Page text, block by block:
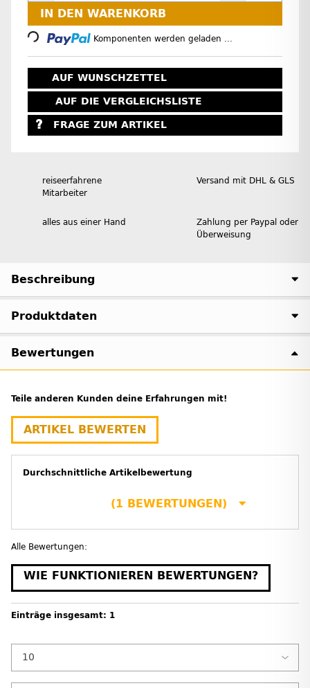
IN DEN WARENKORB
Loading... Komponenten werden geladen ...
AUF WUNSCHZETTEL
AUF DIE VERGLEICHSLISTE
FRAGE ZUM ARTIKEL
reiseerfahrene
Mitarbeiter
Versand mit DHL & GLS
alles aus einer Hand
Zahlung per Paypal oder
Überweisung
Beschreibung
Produktdaten
Bewertungen
Durchschnittliche Artikelbewertung
(1 BEWERTUNGEN)
Teile anderen Kunden deine Erfahrungen mit!
ARTIKEL BEWERTEN
Alle Bewertungen:
WIE FUNKTIONIEREN BEWERTUNGEN?
Einträge insgesamt: 1